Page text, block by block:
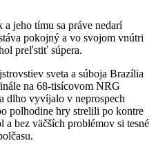
jeho tímu sa práve nedarí
pokojný a vo svojom vnútri
preľstiť súpera.
sveta a súboja Brazília
na 68-tisícovom NRG
dlho vyvíjalo v neprospech
polhodine hry strelili po kontre
a bez väčších problémov si tesné